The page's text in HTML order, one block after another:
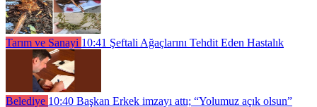
Tarım ve Sanayi 10:41 Şeftali Ağaçlarını Tehdit Eden Hastalık
Belediye 10:40 Başkan Erkek imzayı attı; “Yolumuz açık olsun”